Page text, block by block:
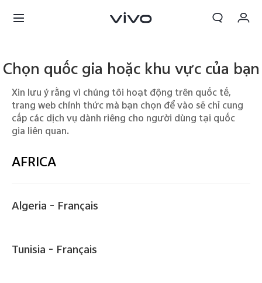
Đặt hàng
Đăng nhập/Đăng ký
Tài khoản của tôi
Chọn quốc gia hoặc khu vực của bạn
Xin lưu ý rằng vì chúng tôi hoạt động trên quốc tế,
trang web chính thức mà bạn chọn để vào sẽ chỉ cung
cấp các dịch vụ dành riêng cho người dùng tại quốc
gia liên quan.
AFRICA
Algeria - Français
Tunisia - Français